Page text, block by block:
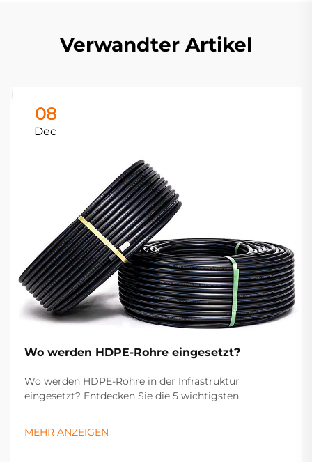
Verwandter Artikel
08
Dec
Wo werden HDPE-Rohre eingesetzt?
Wo werden HDPE-Rohre in der Infrastruktur
eingesetzt? Entdecken Sie die 5 wichtigsten
zur Landwirtschaft. Optimieren Sie jetzt Ihre
MEHR ANZEIGEN